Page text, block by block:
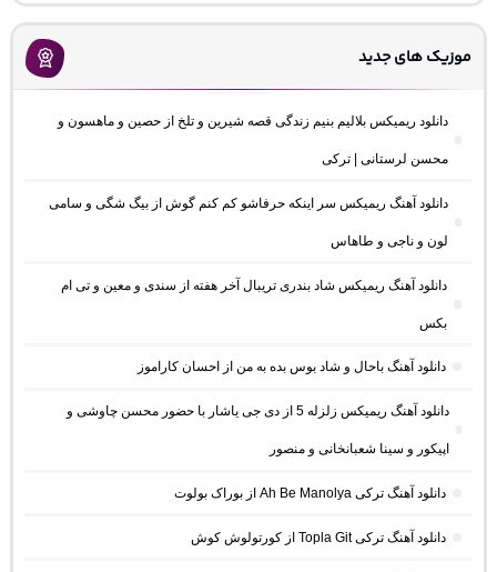
موزیک های جدید
دانلود ریمیکس بلالیم بنیم زندگی قصه شیرین و تلخ از حصین و ماهسون و
محسن لرستانی | ترکی
دانلود آهنگ ریمیکس سر اینکه حرفاشو کم کنم گوش از بیگ شگی و سامی
لون و ناجی و طاهاس
دانلود آهنگ ریمیکس شاد بندری تریبال آخر هفته از سندی و معین و تی ام
بکس
دانلود آهنگ باحال و شاد بوس بده به من از احسان کاراموز
دانلود آهنگ ریمیکس زلزله 5 از دی جی یاشار با حضور محسن چاوشی و
اپیکور و سینا شعبانخانی و منصور
دانلود آهنگ ترکی Ah Be Manolya از بوراک بولوت
دانلود آهنگ ترکی Topla Git از کورتولوش کوش